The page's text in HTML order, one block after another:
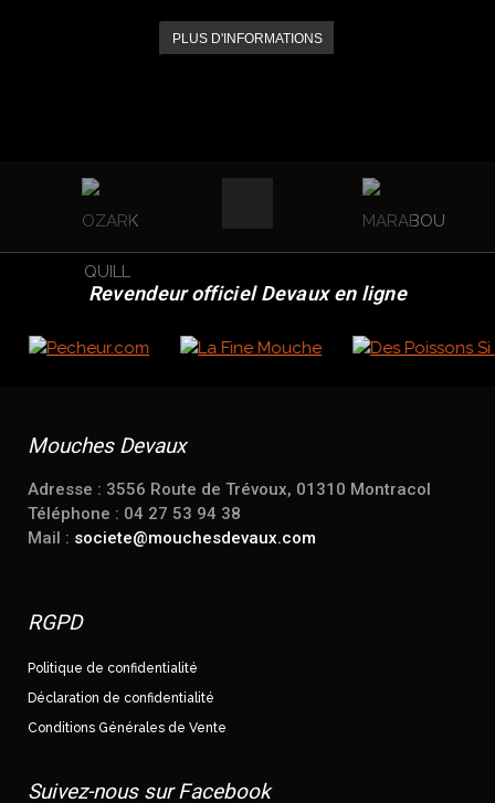
PLUS D'INFORMATIONS
Revendeur officiel Devaux en ligne
Mouches Devaux
Adresse : 3556 Route de Trévoux, 01310 Montracol
Téléphone : 04 27 53 94 38
Mail : societe@mouchesdevaux.com
RGPD
Politique de confidentialité
Déclaration de confidentialité
Conditions Générales de Vente
Suivez-nous sur Facebook